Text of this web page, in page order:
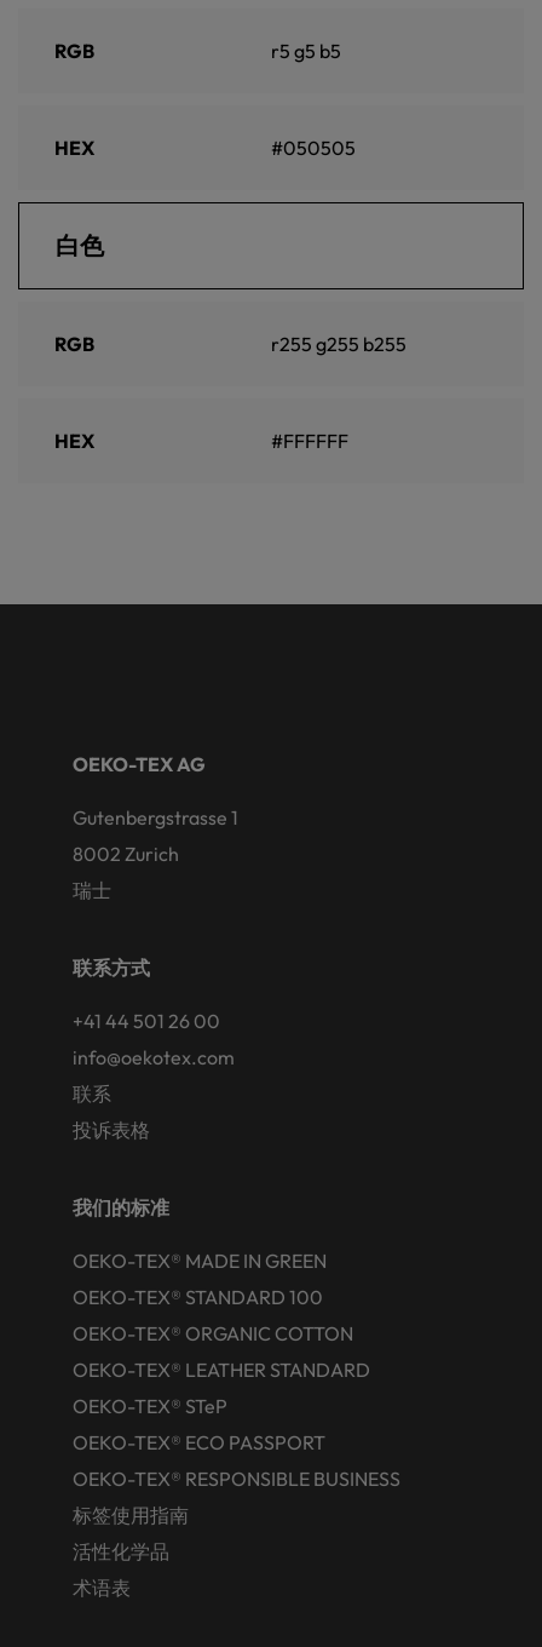
RGB r5 g5 b5
HEX #050505
白色
RGB r255 g255 b255
HEX #FFFFFF
OEKO-TEX AG
Gutenbergstrasse 1
8002 Zurich
瑞士
联系方式
+41 44 501 26 00
info@oekotex.com
联系
投诉表格
我们的标准
OEKO-TEX® MADE IN GREEN
OEKO-TEX® STANDARD 100
OEKO-TEX® ORGANIC COTTON
OEKO-TEX® LEATHER STANDARD
OEKO-TEX® STeP
OEKO-TEX® ECO PASSPORT
OEKO-TEX® RESPONSIBLE BUSINESS
标签使用指南
活性化学品
术语表